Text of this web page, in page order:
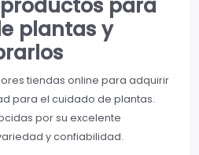
para
plantas y
tiendas online para adquirir
para el cuidado de plantas.
por su excelente
y confiabilidad.